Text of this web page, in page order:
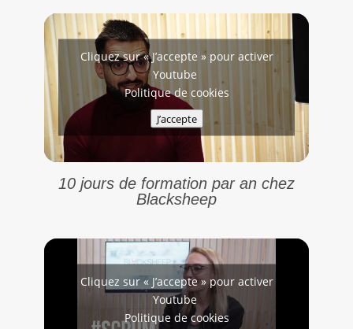
Cliquez sur « J’accepte » pour activer
Youtube
Politique de cookies
J’accepte
10 jours de formation par an chez
Blacksheep
Cliquez sur « J’accepte » pour activer
Youtube
Politique de cookies